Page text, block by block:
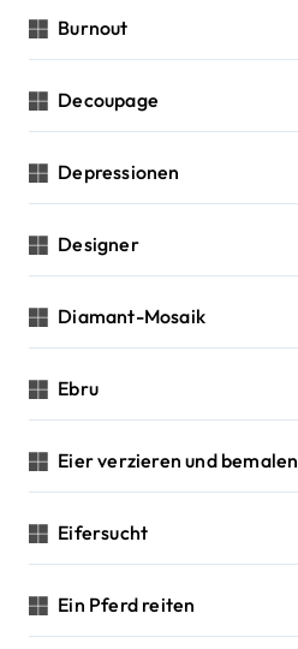
Burnout
Decoupage
Depressionen
Designer
Diamant-Mosaik
Ebru
Eier verzieren und bemalen
Eifersucht
Ein Pferd reiten